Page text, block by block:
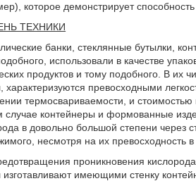
которое демонстрирует
ТЕХНИКИ
банки, стеклянные бутылки,
использовали в качестве
продуктов и тому подобного. В их
характеризуются превосходными
термосвариваемости, и
контейнеры и формованные
в довольно большой степени через
несмотря на их превосходность в
проникновения
имеющими стенку